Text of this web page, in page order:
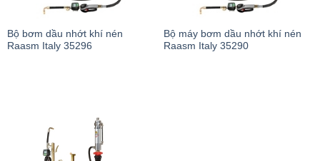
Bộ bơm dầu nhớt khí nén
Raasm Italy 35296
Bộ máy bơm dầu nhớt khí nén
Raasm Italy 35290